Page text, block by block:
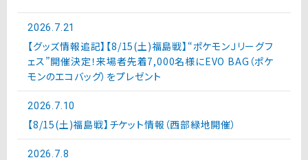
2026.7.21
【グッズ情報追記】【8/15(土)福島戦】“ポケモンＪリーグフ
ェス”開催決定！来場者先着7,000名様にEVO BAG（ポケ
モンのエコバッグ）をプレゼント
2026.7.10
【8/15(土)福島戦】チケット情報（西部緑地開催）
2026.7.8